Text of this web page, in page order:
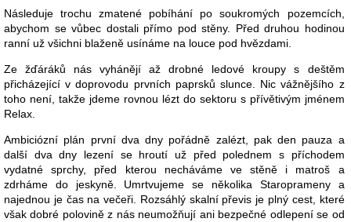
Následuje trochu zmatené pobíhání po soukromých pozemcích,
abychom se vůbec dostali přímo pod stěny. Před druhou hodinou
ranní už všichni blaženě usínáme na louce pod hvězdami.
Ze žďáráků nás vyhánějí až drobné ledové kroupy s deštěm
přicházející v doprovodu prvních paprsků slunce. Nic vážnějšího z
toho není, takže jdeme rovnou lézt do sektoru s přívětivým jménem
Relax.
Ambiciózní plán první dva dny pořádně zalézt, pak den pauza a
další dva dny lezení se hroutí už před polednem s příchodem
vydatné sprchy, před kterou necháváme ve stěně i matroš a
zdrháme do jeskyně. Umrtvujeme se několika Staroprameny a
najednou je čas na večeři. Rozsáhlý skalní převis je plný cest, které
však dobré polovině z nás neumožňují ani bezpečné odlepení se od